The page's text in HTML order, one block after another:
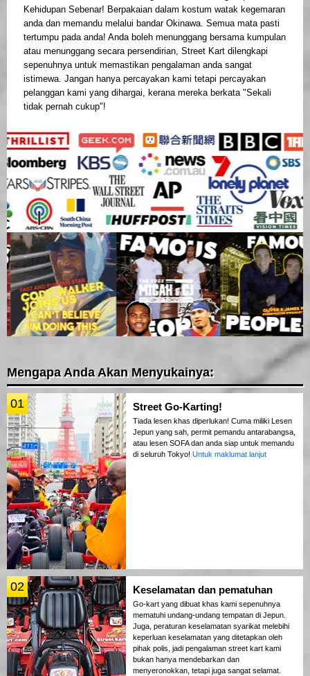
Kehidupan Sebenar! Berpakaian dalam kostum watak kegemaran
anda dan memandu melalui bandar Okinawa. Semua mata pasti
tertumpu pada anda! Anda boleh menunggang bersama kumpulan
atau menunggang secara persendirian, Street Kart dilengkapi
sepenuhnya untuk memastikan pengalaman anda sangat
istimewa. Jangan hanya percayakan kami tetapi percayakan
pelanggan kami yang dihargai, kerana mereka berkata "Sekali
tidak pernah cukup"!
Mengapa Anda Akan Menyukainya:
01 Street Go-Karting!
Tiada lesen khas diperlukan! Cuma miliki Lesen
Jepun yang sah, permit pemandu antarabangsa,
atau lesen SOFA dan anda siap untuk memandu
di seluruh Tokyo! Untuk maklumat lanjut
02 Keselamatan dan pematuhan
Go-kart yang dibuat khas kami sepenuhnya
mematuhi undang-undang tempatan di Jepun.
Juga, peraturan keselamatan syarikat melebihi
keperluan keselamatan yang ditetapkan oleh
pihak polis, jadi pengalaman street kart kami
bukan hanya mendebarkan dan
menyeronokkan, tetapi juga sangat selamat.